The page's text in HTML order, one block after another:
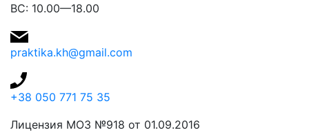
ВС: 10.00—18.00
praktika.kh@gmail.com
+38 050 771 75 35
Лицензия МОЗ №918 от 01.09.2016